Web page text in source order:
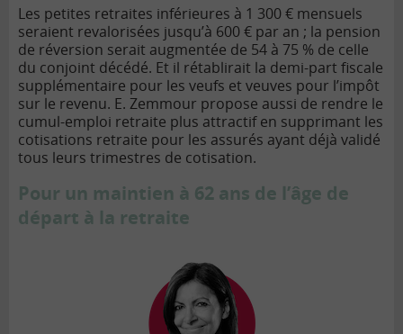
Les petites retraites inférieures à 1 300 € mensuels
seraient revalorisées jusqu’à 600€ par an ; la pension
de réversion serait augmentée de 54 à 75 % de celle
du conjoint décédé. Et il rétablirait la demi-part fiscale
supplémentaire pour les veufs et veuves pour l’impôt
sur le revenu. E. Zemmour propose aussi de rendre le
cumul-emploi retraite plus attractif en supprimant les
cotisations retraite pour les assurés ayant déjà validé
tous leurs trimestres de cotisation.
Pour un maintien à 62 ans de l’âge de
départ à la retraite